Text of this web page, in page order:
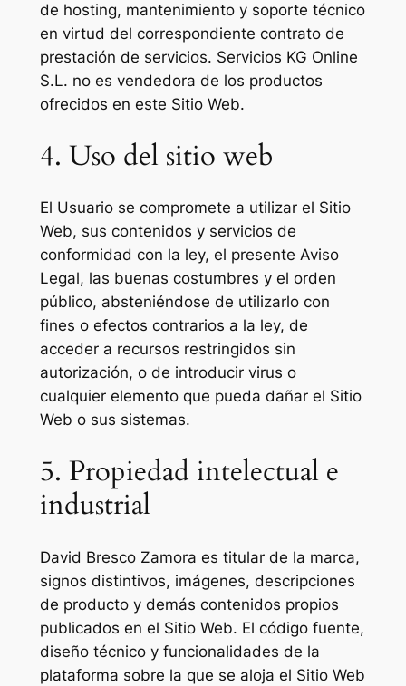
de hosting, mantenimiento y soporte técnico
en virtud del correspondiente contrato de
prestación de servicios. Servicios KG Online
S.L. no es vendedora de los productos
ofrecidos en este Sitio Web.
4. Uso del sitio web
El Usuario se compromete a utilizar el Sitio
Web, sus contenidos y servicios de
conformidad con la ley, el presente Aviso
Legal, las buenas costumbres y el orden
público, absteniéndose de utilizarlo con
fines o efectos contrarios a la ley, de
acceder a recursos restringidos sin
autorización, o de introducir virus o
cualquier elemento que pueda dañar el Sitio
Web o sus sistemas.
5. Propiedad intelectual e
industrial
David Bresco Zamora es titular de la marca,
signos distintivos, imágenes, descripciones
de producto y demás contenidos propios
publicados en el Sitio Web. El código fuente,
diseño técnico y funcionalidades de la
plataforma sobre la que se aloja el Sitio Web